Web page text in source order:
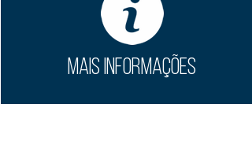
MAIS INFORMAÇÕES